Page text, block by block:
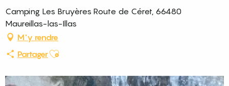
Camping Les Bruyères Route de Céret, 66480
Maureillas-las-Illas
M'y rendre
PartagerAjouter aux favoris